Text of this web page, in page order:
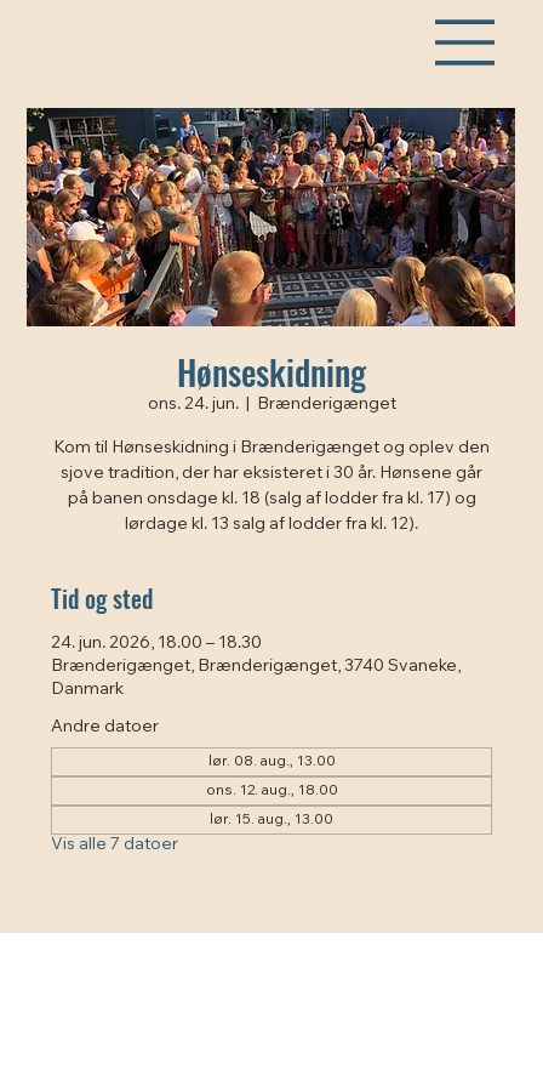
Hønseskidning
ons. 24. jun.
  |
Brænderigænget
Kom til Hønseskidning i Brænderigænget og oplev den
sjove tradition, der har eksisteret i 30 år. Hønsene går
på banen onsdage kl. 18 (salg af lodder fra kl. 17) og
lørdage kl. 13 salg af lodder fra kl. 12).
Tid og sted
24. jun. 2026, 18.00 – 18.30
Brænderigænget, Brænderigænget, 3740 Svaneke,
Danmark
Andre datoer
lør. 08. aug., 13.00
ons. 12. aug., 18.00
lør. 15. aug., 13.00
Vis alle 7 datoer